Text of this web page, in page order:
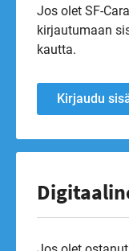
Jos olet SF-
kirjautumaan
kautta.
Kirjaudu